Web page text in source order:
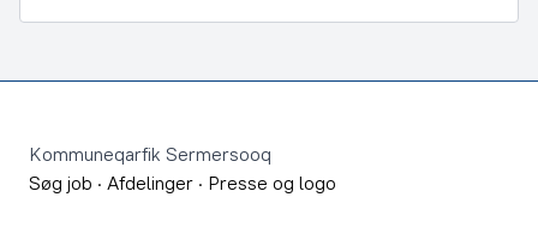
Kommuneqarfik Sermersooq
Søg job · Afdelinger · Presse og logo